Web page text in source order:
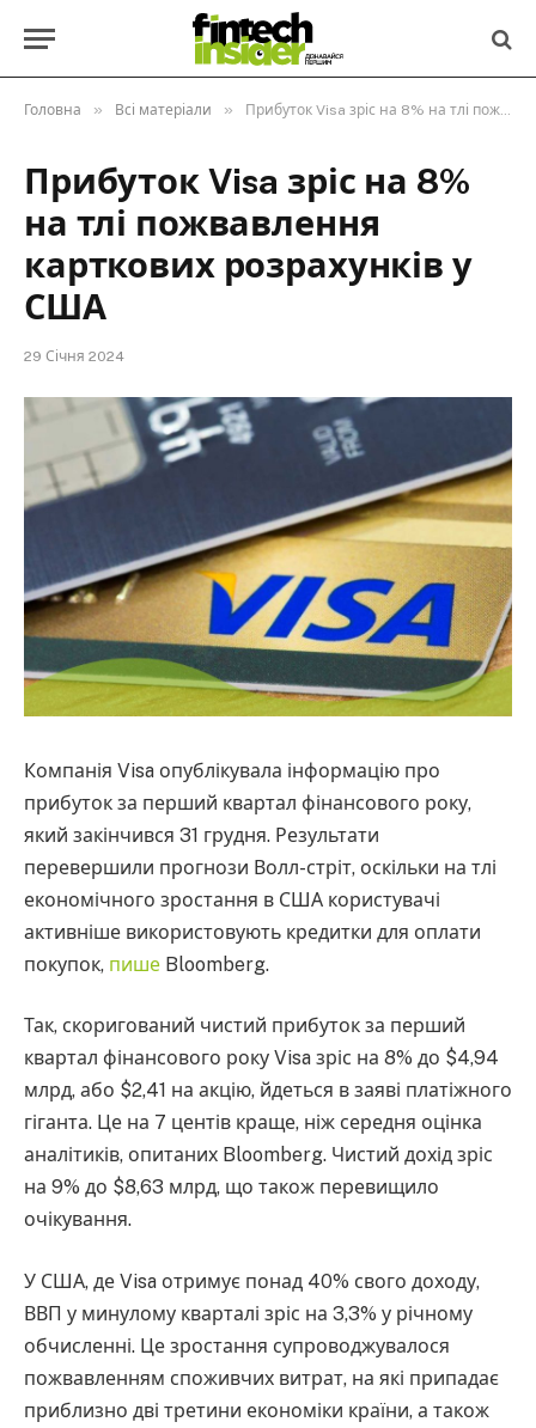
Головна » Всі матеріали » Прибуток Visa зріс на 8% на тлі пожвавлення карткових розрахунків у США
Прибуток Visa зріс на 8%
на тлі пожвавлення
карткових розрахунків у
США
29 Січня 2024
Компанія Visa опублікувала інформацію про
прибуток за перший квартал фінансового року,
який закінчився 31 грудня. Результати
перевершили прогнози Волл-стріт, оскільки на тлі
економічного зростання в США користувачі
активніше використовують кредитки для оплати
покупок, пише Bloomberg.
Так, скоригований чистий прибуток за перший
квартал фінансового року Visa зріс на 8% до $4,94
млрд, або $2,41 на акцію, йдеться в заяві платіжного
гіганта. Це на 7 центів краще, ніж середня оцінка
аналітиків, опитаних Bloomberg. Чистий дохід зріс
на 9% до $8,63 млрд, що також перевищило
очікування.
У США, де Visa отримує понад 40% свого доходу,
ВВП у минулому кварталі зріс на 3,3% у річному
обчисленні. Це зростання супроводжувалося
пожвавленням споживчих витрат, на які припадає
приблизно дві третини економіки країни, а також